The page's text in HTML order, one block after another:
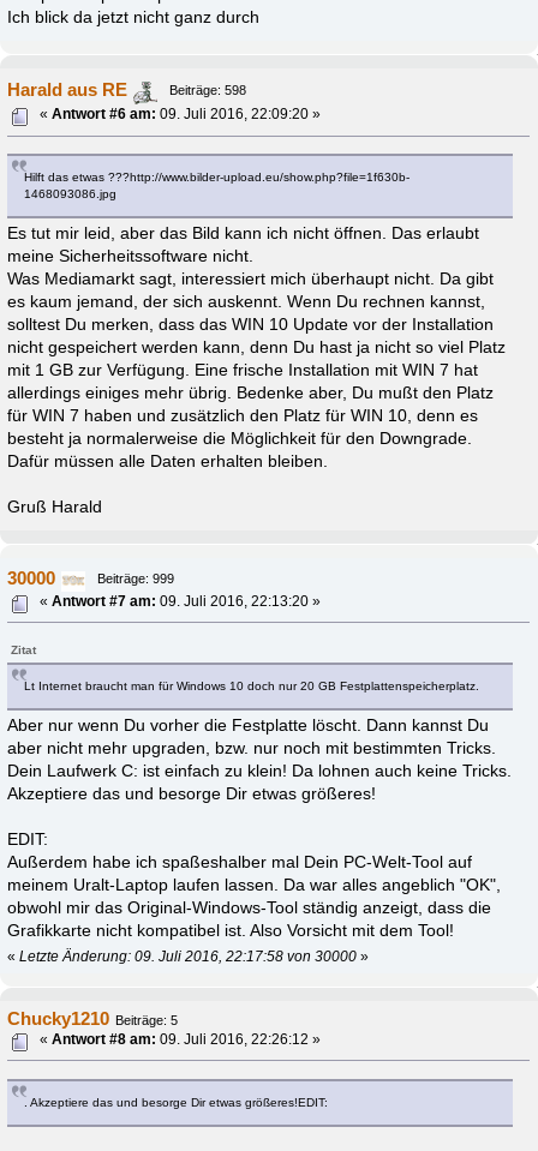
Ich blick da jetzt nicht ganz durch
Harald aus RE
Beiträge: 598
«Antwort #6 am: 09. Juli 2016, 22:09:20 »
Hilft das etwas ???http://www.bilder-upload.eu/show.php?file=1f630b-
1468093086.jpg
Es tut mir leid, aber das Bild kann ich nicht öffnen. Das erlaubt
meine Sicherheitssoftware nicht.
Was Mediamarkt sagt, interessiert mich überhaupt nicht. Da gibt
es kaum jemand, der sich auskennt. Wenn Du rechnen kannst,
solltest Du merken, dass das WIN 10 Update vor der Installation
nicht gespeichert werden kann, denn Du hast ja nicht so viel Platz
mit 1 GB zur Verfügung. Eine frische Installation mit WIN 7 hat
allerdings einiges mehr übrig. Bedenke aber, Du mußt den Platz
für WIN 7 haben und zusätzlich den Platz für WIN 10, denn es
besteht ja normalerweise die Möglichkeit für den Downgrade.
Dafür müssen alle Daten erhalten bleiben.
Gruß Harald
30000
Beiträge: 999
«Antwort #7 am: 09. Juli 2016, 22:13:20 »
Zitat
Lt Internet braucht man für Windows 10 doch nur 20 GB Festplattenspeicherplatz.
Aber nur wenn Du vorher die Festplatte löscht. Dann kannst Du
aber nicht mehr upgraden, bzw. nur noch mit bestimmten Tricks.
Dein Laufwerk C: ist einfach zu klein! Da lohnen auch keine Tricks.
Akzeptiere das und besorge Dir etwas größeres!
EDIT:
Außerdem habe ich spaßeshalber mal Dein PC-Welt-Tool auf
meinem Uralt-Laptop laufen lassen. Da war alles angeblich "OK",
obwohl mir das Original-Windows-Tool ständig anzeigt, dass die
Grafikkarte nicht kompatibel ist. Also Vorsicht mit dem Tool!
«Letzte Änderung: 09. Juli 2016, 22:17:58 von 30000 »
Chucky1210 Beiträge: 5
«Antwort #8 am: 09. Juli 2016, 22:26:12 »
. Akzeptiere das und besorge Dir etwas größeres!EDIT: